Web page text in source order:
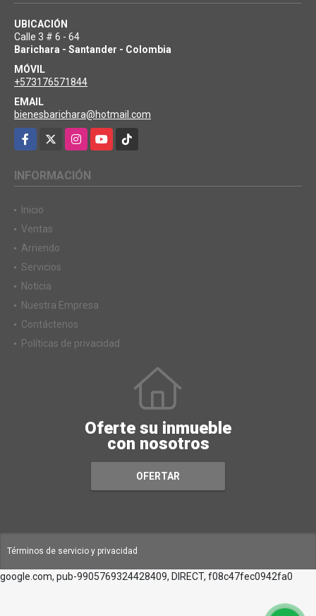
UBICACIÓN
Calle 3 # 6 - 64
Barichara - Santander - Colombia
MÓVIL
+573176571844
EMAIL
bienesbarichara@hotmail.com
Facebook
InstagramYouTubeTikTok
INFORMACIÓN
Inicio
Ventas
Arriendo
Servicios
Noticia
Nuestra Empresa
Contáctenos
Políticas de privacidad
Oferte su inmueble
con nosotros
OFERTAR
Términos de servicio y privacidad
google.com, pub-9905769324428409, DIRECT, f08c47fec0942fa0